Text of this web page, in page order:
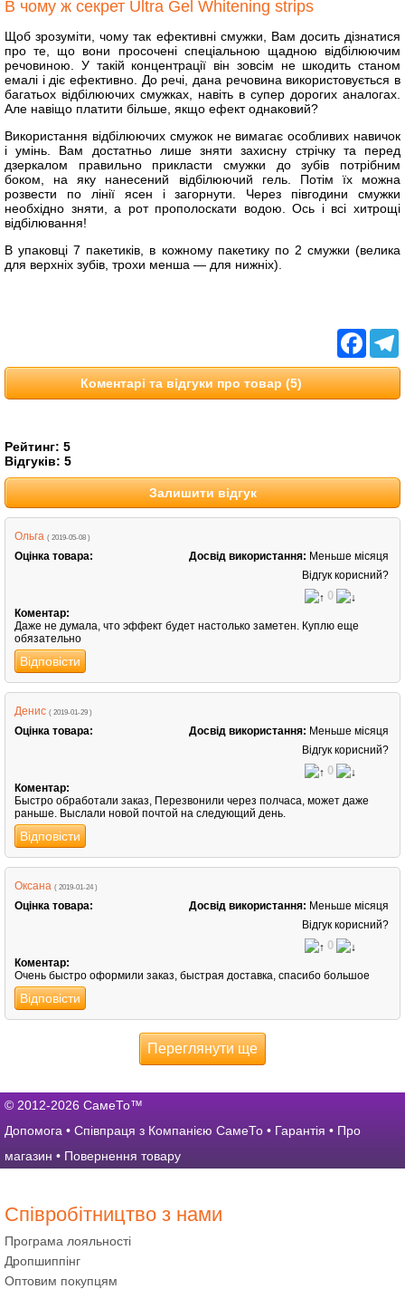
В чому ж секрет Ultra Gel Whitening strips
Щоб зрозуміти, чому так ефективні смужки, Вам досить дізнатися
про те, що вони просочені спеціальною щадною відбілюючим
речовиною. У такій концентрації він зовсім не шкодить станом
емалі і діє ефективно. До речі, дана речовина використовується в
багатьох відбілюючих смужках, навіть в супер дорогих аналогах.
Але навіщо платити більше, якщо ефект однаковий?
Використання відбілюючих смужок не вимагає особливих навичок
і умінь. Вам достатньо лише зняти захисну стрічку та перед
дзеркалом правильно прикласти смужки до зубів потрібним
боком, на яку нанесений відбілюючий гель. Потім їх можна
розвести по лінії ясен і загорнути. Через півгодини смужки
необхідно зняти, а рот прополоскати водою. Ось і всі хитрощі
відбілювання!
В упаковці 7 пакетиків, в кожному пакетику по 2 смужки (велика
для верхніх зубів, трохи менша ― для нижніх).
Коментарі та відгуки про товар (5)
Рейтинг: 5
Відгуків: 5
Залишити відгук
Ольга ( 2019-05-08 )
Оцінка товара: Досвід використання: Меньше місяця
Відгук корисний?
0
Коментар:
Даже не думала, что эффект будет настолько заметен. Куплю еще
обязательно
Відповісти
Денис ( 2019-01-29 )
Оцінка товара: Досвід використання: Меньше місяця
Відгук корисний?
0
Коментар:
Быстро обработали заказ, Перезвонили через полчаса, может даже
раньше. Выслали новой почтой на следующий день.
Відповісти
Оксана ( 2019-01-24 )
Оцінка товара: Досвід використання: Меньше місяця
Відгук корисний?
0
Коментар:
Очень быстро оформили заказ, быстрая доставка, спасибо большое
Відповісти
Переглянути ще
© 2012-2026 СамеТо™
Допомога • Співпраця з Компанією СамеТо • Гарантія • Про
магазин • Повернення товару
Співробітництво з нами
Програма лояльності
Дропшиппінг
Оптовим покупцям